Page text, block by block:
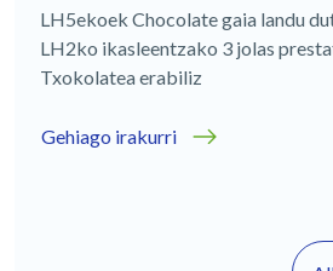
LH5ekoek Chocolate gaia landu
LH2ko ikasleentzako 3 jolas
Txokolatea erabiliz
Gehiago irakurri